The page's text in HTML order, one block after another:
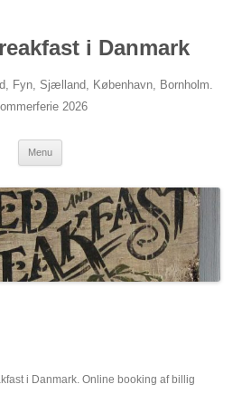
i Danmark
Fyn, Sjælland, København, Bornholm.
2026
Menu
i Danmark. Online booking af billig